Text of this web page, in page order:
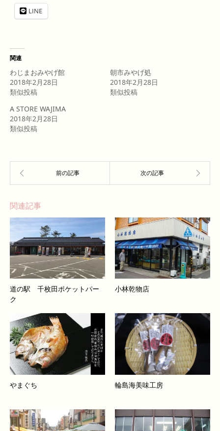
LINE
関連
わじまおみやげ館
2018年2月28日
類似投稿
朝市みやげ処
2018年2月28日
類似投稿
A STORE WAJIMA
2018年2月28日
類似投稿
関連記事
道の駅 千枚田ポケットパー
ク
小林乾物店
やまぐち 輪島海美味工房